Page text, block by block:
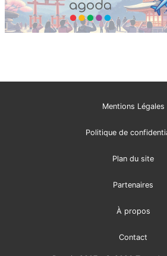
Mentions Légales
Politique de
Plan du site
Partenaires
À propos
Contact